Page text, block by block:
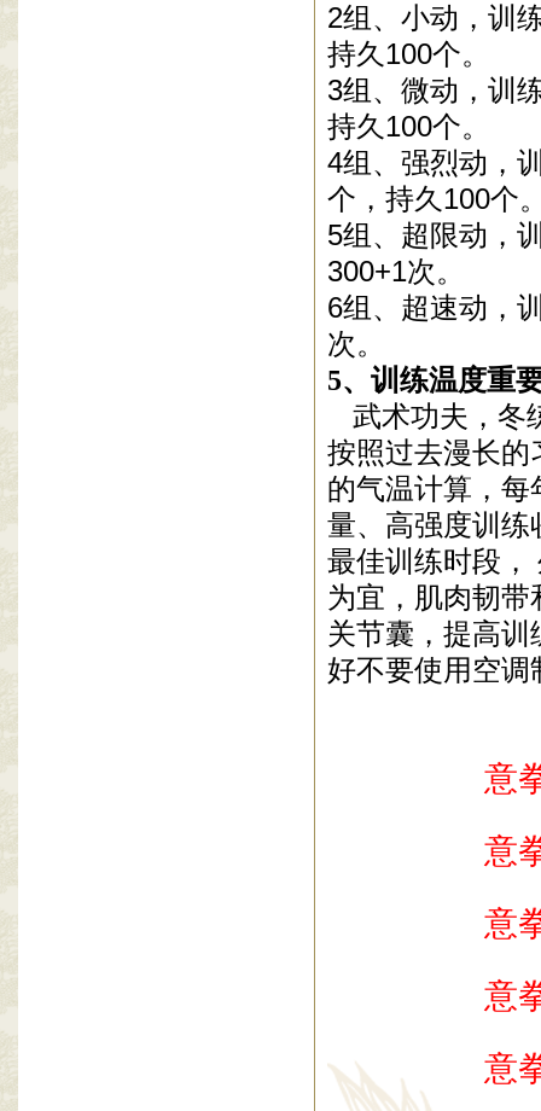
2组 、小动， 训
持久 100个。
3组 、微动， 训
持久 100个。
4组 、强烈动，
个，持久 100个
5组 、超限动，
300+1次。
6组 、超速动，
次。
5、训练温度重
武术功夫，冬
按照过去漫长的
的气温计算，每
量、高强度训练
最佳训练时段，
为宜，肌肉韧
关节囊，提高
好不要使用空调
意
意
意
意
意